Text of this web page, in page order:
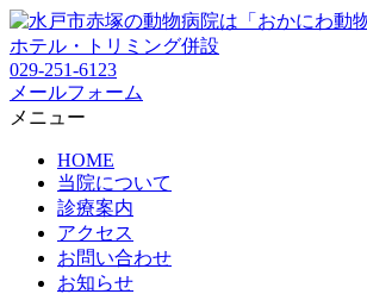
029-251-6123
メールフォーム
メニュー
HOME
当院について
診療案内
アクセス
お問い合わせ
お知らせ